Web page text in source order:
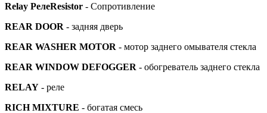
Relay РелеResistor - Сопротивление
REAR DOOR - задняя дверь
REAR WASHER MOTOR - мотор заднего омывателя стекла
REAR WINDOW DEFOGGER - обогреватель заднего стекла
RELAY - реле
RICH MIXTURE - богатая смесь